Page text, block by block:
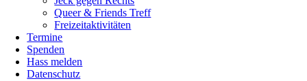
Queer & Friends Treff
Freizeitaktivitäten
Termine
Spenden
Hass melden
Datenschutz